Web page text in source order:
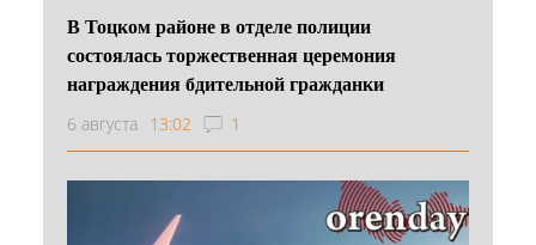
В Тоцком районе в отделе полиции
состоялась торжественная церемония
награждения бдительной гражданки
6 августа 13:02 1